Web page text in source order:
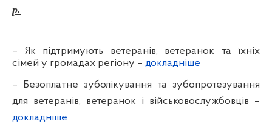
р.
– Як підтримують ветеранів, ветеранок та їхніх
сімей у громадах регіону – докладніше
– Безоплатне зуболікування та зубопротезування
для ветеранів, ветеранок і військовослужбовців –
докладніше